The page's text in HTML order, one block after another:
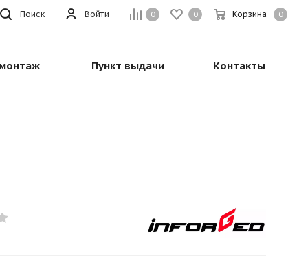
0 0 Корзина 0
Войти
Поиск
Пункт выдачи Контакты